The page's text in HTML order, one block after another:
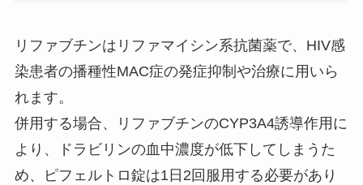
リファブチンはリファマイシン系抗菌薬で、HIV感
染患者の播種性MAC症の発症抑制や治療に用いら
れます。
併用する場合、リファブチンのCYP3A4誘導作用に
より、ドラビリンの血中濃度が低下してしまうた
め、ピフェルトロ錠は1日2回服用する必要があり